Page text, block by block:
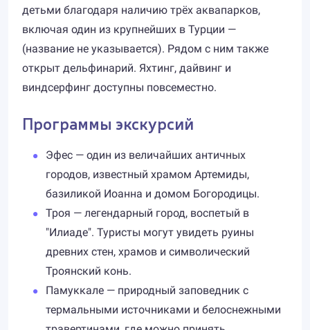
детьми благодаря наличию трёх аквапарков,
включая один из крупнейших в Турции —
(название не указывается). Рядом с ним также
открыт дельфинарий. Яхтинг, дайвинг и
виндсерфинг доступны повсеместно.
Программы экскурсий
Эфес — один из величайших античных
городов, известный храмом Артемиды,
базиликой Иоанна и домом Богородицы.
Троя — легендарный город, воспетый в
"Илиаде". Туристы могут увидеть руины
древних стен, храмов и символический
Троянский конь.
Памуккале — природный заповедник с
термальными источниками и белоснежными